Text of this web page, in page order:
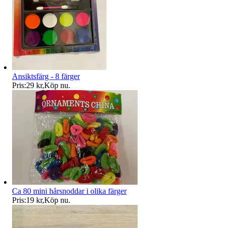
Ansiktsfärg - 8 färger
Pris:29 kr,Köp nu.
Ca 80 mini hårsnoddar i olika färger
Pris:19 kr,Köp nu.